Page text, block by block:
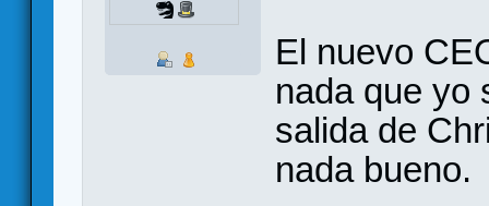
El nuevo
nada que yo
salida de
nada bueno.